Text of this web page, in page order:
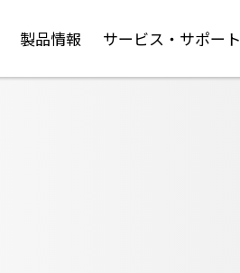
製品情報 サービス・サポート